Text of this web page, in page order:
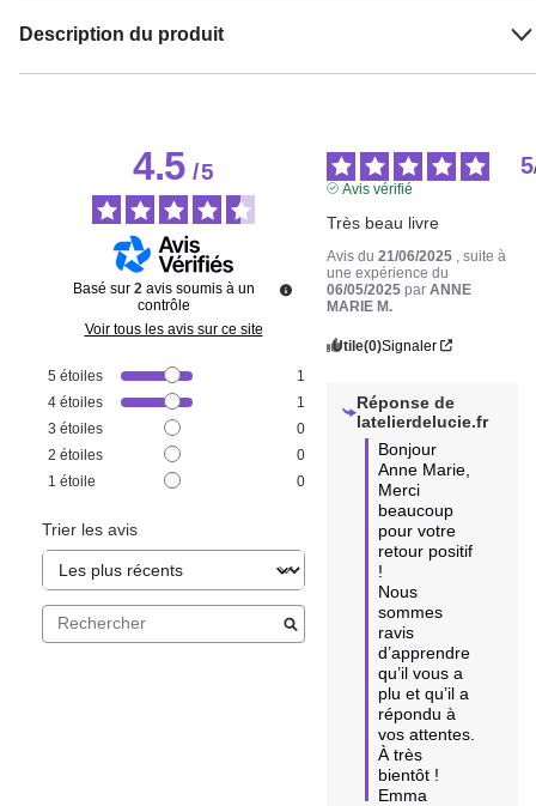
Description du produit
4.5/5
Basé sur 2 avis soumis à un
contrôle
Voir tous les avis sur ce site
5 étoiles
1
4 étoiles
1
3 étoiles
0
2 étoiles
0
1 étoile 0
Trier les avis
5
Avis vérifié
Très beau livre
Avis du21/06/2025
, suite à
une expérience du
06/05/2025 parANNE
MARIE M.
Utile(0)Signaler
Réponse de
latelierdelucie.fr
Bonjour
Anne Marie,
Merci
beaucoup
pour votre
retour positif
!
Nous
sommes
ravis
d’apprendre
qu’il vous a
plu et qu’il a
répondu à
vos attentes.
À très
bientôt !
Emma